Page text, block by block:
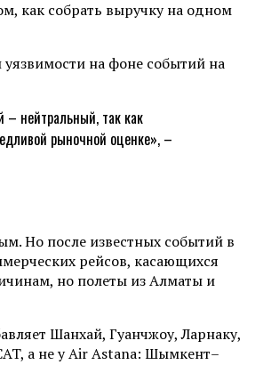
как собрать выручку на одном
на фоне событий на
– нейтральный, так как
рыночной оценке», –
Но после известных событий в
рейсов, касающихся
но полеты из Алматы и
Шанхай, Гуанчжоу, Ларнаку,
а не у Air Astana: Шымкент–